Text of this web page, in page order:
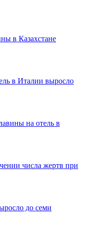
в Казахстане
в Италии выросло
на отель в
числа жертв при
до семи